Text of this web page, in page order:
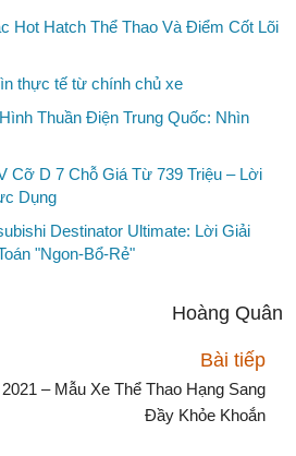
Hot Hatch Thể Thao Và Điểm Cốt Lõi
thực tế từ chính chủ xe
Thuần Điện Trung Quốc: Nhìn
Cỡ D 7 Chỗ Giá Từ 739 Triệu – Lời
Dụng
Destinator Ultimate: Lời Giải
"Ngon-Bổ-Rẻ"
Hoàng Quân
Bài tiếp
– Mẫu Xe Thể Thao Hạng Sang
Đầy Khỏe Khoắn